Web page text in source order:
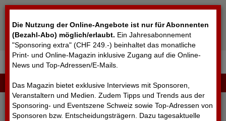
Die Nutzung der Online-Angebote ist nur für Abonnenten
(Bezahl-Abo) möglich/erlaubt. Ein Jahresabonnement
"Sponsoring extra" (CHF 249.-) beinhaltet das monatliche
Print- und Online-Magazin inklusive Zugang auf die Online-
News und Top-Adressen/E-Mails.
Das Magazin bietet exklusive Interviews mit Sponsoren,
Veranstaltern und Medien. Zudem Tipps und Trends aus der
Sponsoring- und Eventszene Schweiz sowie Top-Adressen von
Sponsoren bzw. Entscheidungsträgern. Dazu tagesaktuelle
LOGIN
Cookie-Einstellungen